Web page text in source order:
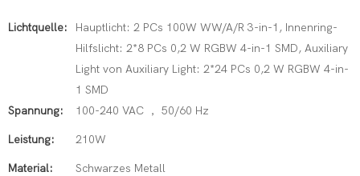
Lichtquelle:
Hauptlicht: 2 PCs 100W WW/A/R 3-in-1, Innenring-
Hilfslicht: 2*8 PCs 0,2 W RGBW 4-in-1 SMD, Auxiliary
Light von Auxiliary Light: 2*24 PCs 0,2 W RGBW 4-in-
1 SMD
Spannung:
100-240 VAC ， 50/60 Hz
Leistung: 210W
Material: Schwarzes Metall